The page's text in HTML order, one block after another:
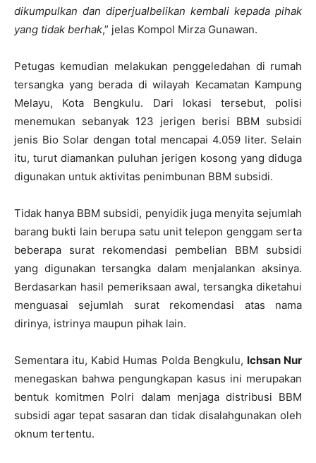
dikumpulkan dan diperjualbelikan kembali kepada pihak
yang tidak berhak,” jelas Kompol Mirza Gunawan.
Petugas kemudian melakukan penggeledahan di rumah
tersangka yang berada di wilayah Kecamatan Kampung
Melayu, Kota Bengkulu. Dari lokasi tersebut, polisi
menemukan sebanyak 123 jerigen berisi BBM subsidi
jenis Bio Solar dengan total mencapai 4.059 liter. Selain
itu, turut diamankan puluhan jerigen kosong yang diduga
digunakan untuk aktivitas penimbunan BBM subsidi.
Tidak hanya BBM subsidi, penyidik juga menyita sejumlah
barang bukti lain berupa satu unit telepon genggam serta
beberapa surat rekomendasi pembelian BBM subsidi
yang digunakan tersangka dalam menjalankan aksinya.
Berdasarkan hasil pemeriksaan awal, tersangka diketahui
menguasai sejumlah surat rekomendasi atas nama
dirinya, istrinya maupun pihak lain.
Sementara itu, Kabid Humas Polda Bengkulu, Ichsan Nur
menegaskan bahwa pengungkapan kasus ini merupakan
bentuk komitmen Polri dalam menjaga distribusi BBM
subsidi agar tepat sasaran dan tidak disalahgunakan oleh
oknum tertentu.